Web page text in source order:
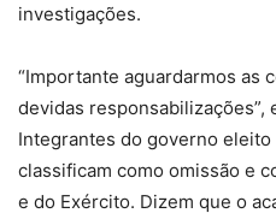
investigações.
“Importante aguardarmos as
devidas responsabilizações”,
Integrantes do governo eleito
classificam como omissão e
e do Exército. Dizem que o